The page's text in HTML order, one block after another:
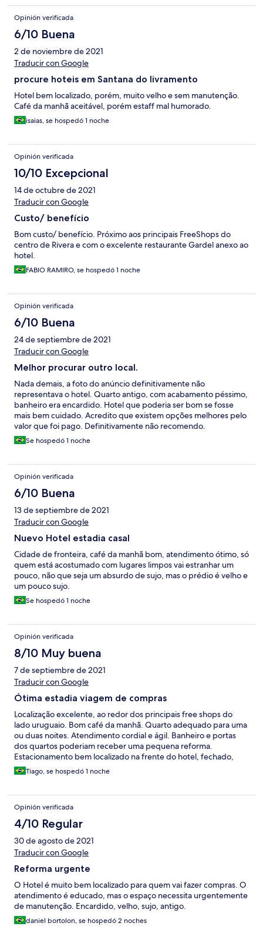
Opinión verificada
6/10 Buena
2 de noviembre de 2021
Traducir con Google
procure hoteis em Santana do livramento
Hotel bem localizado, porém, muito velho e sem manutenção.
Café da manhã aceitável, porém estaff mal humorado.
isaias, se hospedó 1 noche
Opinión verificada
10/10 Excepcional
14 de octubre de 2021
Traducir con Google
Custo/ benefício
Bom custo/ benefício. Próximo aos principais FreeShops do
centro de Rivera e com o excelente restaurante Gardel anexo ao
hotel.
FABIO RAMIRO, se hospedó 1 noche
Opinión verificada
6/10 Buena
24 de septiembre de 2021
Traducir con Google
Melhor procurar outro local.
Nada demais, a foto do anúncio definitivamente não
representava o hotel. Quarto antigo, com acabamento péssimo,
banheiro era encardido. Hotel que poderia ser bom se fosse
mais bem cuidado. Acredito que existem opções melhores pelo
valor que foi pago. Definitivamente não recomendo.
Se hospedó 1 noche
Opinión verificada
6/10 Buena
13 de septiembre de 2021
Traducir con Google
Nuevo Hotel estadia casal
Cidade de fronteira, café da manhã bom, atendimento ótimo, só
quem está acostumado com lugares limpos vai estranhar um
pouco, não que seja um absurdo de sujo, mas o prédio é velho e
um pouco sujo.
Se hospedó 1 noche
Opinión verificada
8/10 Muy buena
7 de septiembre de 2021
Traducir con Google
Ótima estadia viagem de compras
Localização excelente, ao redor dos principais free shops do
lado uruguaio. Bom café da manhã. Quarto adequado para uma
ou duas noites. Atendimento cordial e ágil. Banheiro e portas
dos quartos poderiam receber uma pequena reforma.
Estacionamento bem localizado na frente do hotel, fechado,
mas sem cobertura. No geral, muito bom hotel para viagem de
compras.
Tiago, se hospedó 1 noche
Opinión verificada
4/10 Regular
30 de agosto de 2021
Traducir con Google
Reforma urgente
O Hotel é muito bem localizado para quem vai fazer compras. O
atendimento é educado, mas o espaço necessita urgentemente
de manutenção. Encardido, velho, sujo, antigo.
daniel bortolon, se hospedó 2 noches